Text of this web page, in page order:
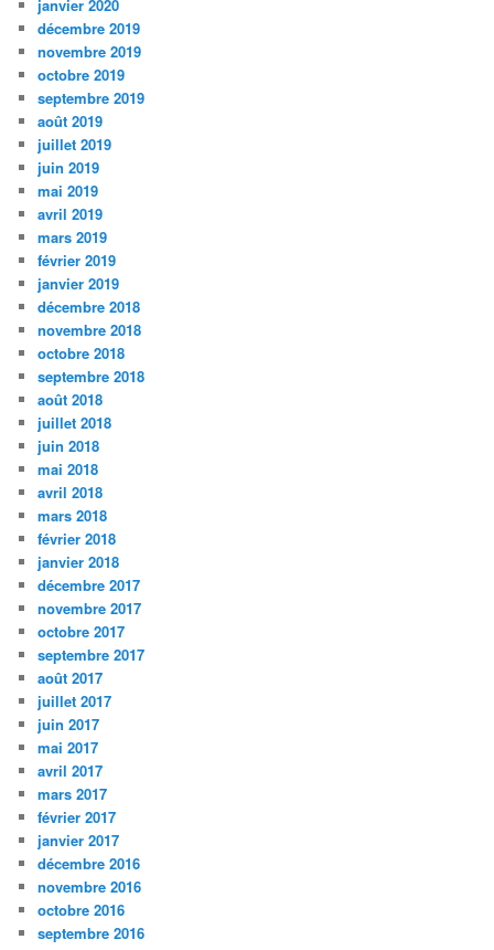
janvier 2020
décembre 2019
novembre 2019
octobre 2019
septembre 2019
août 2019
juillet 2019
juin 2019
mai 2019
avril 2019
mars 2019
février 2019
janvier 2019
décembre 2018
novembre 2018
octobre 2018
septembre 2018
août 2018
juillet 2018
juin 2018
mai 2018
avril 2018
mars 2018
février 2018
janvier 2018
décembre 2017
novembre 2017
octobre 2017
septembre 2017
août 2017
juillet 2017
juin 2017
mai 2017
avril 2017
mars 2017
février 2017
janvier 2017
décembre 2016
novembre 2016
octobre 2016
septembre 2016